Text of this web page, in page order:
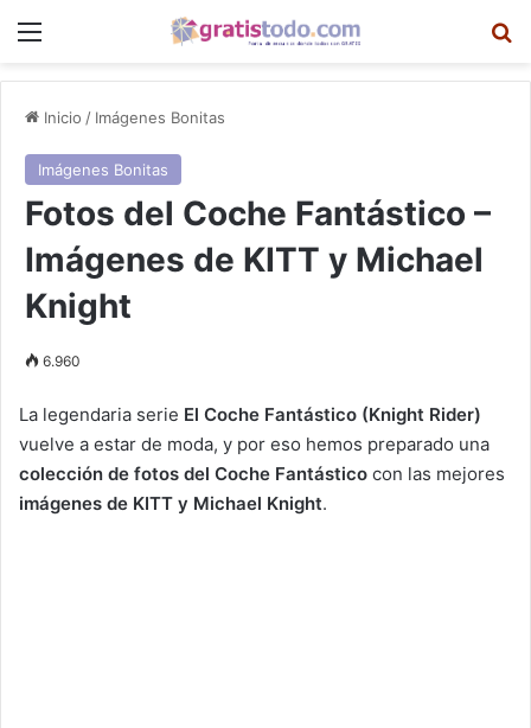
Menú
Inicio / Imágenes Bonitas
Imágenes Bonitas
Fotos del Coche Fantástico –
Imágenes de KITT y Michael
Knight
6.960
La legendaria serie El Coche Fantástico (Knight Rider)
vuelve a estar de moda, y por eso hemos preparado una
colección de fotos del Coche Fantástico con las mejores
imágenes de KITT y Michael Knight.